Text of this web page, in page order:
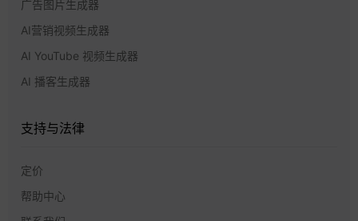
广告图片生成器
AI营销视频生成器
AI YouTube 视频生成器
AI 播客生成器
支持与法律
定价
帮助中心